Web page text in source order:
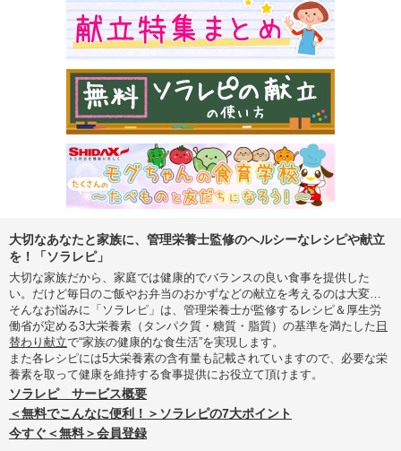
大切なあなたと家族に、管理栄養士監修のヘルシーなレシピや献立
を！「ソラレピ」
大切な家族だから、家庭では健康的でバランスの良い食事を提供した
い。だけど毎日のご飯やお弁当のおかずなどの献立を考えるのは大変…
そんなお悩みに「ソラレピ」は、管理栄養士が監修するレシピ＆厚生労
働省が定める3大栄養素（タンパク質・糖質・脂質）の基準を満たした 日
替わり献立で“家族の健康的な食生活”を実現します。
また各レシピには5大栄養素の含有量も記載されていますので、必要な栄
養素を取って健康を維持する食事提供にお役立て頂けます。
ソラレピ サービス概要
＜無料でこんなに便利！＞ソラレピの7大ポイント
今すぐ＜無料＞会員登録